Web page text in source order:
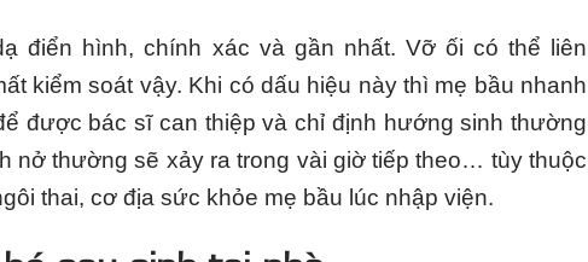
điển hình, chính xác và gần nhất. Vỡ ối có thể liên
kiểm soát vậy. Khi có dấu hiệu này thì mẹ bầu nhanh
được bác sĩ can thiệp và chỉ định hướng sinh thường
nở thường sẽ xảy ra trong vài giờ tiếp theo… tùy thuộc
thai, cơ địa sức khỏe mẹ bầu lúc nhập viện.